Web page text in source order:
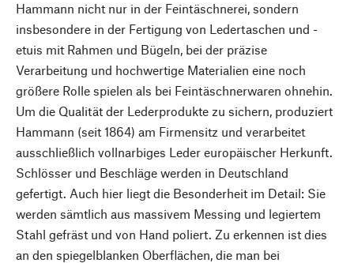
Hammann nicht nur in der Feintäschnerei, sondern
insbesondere in der Fertigung von Ledertaschen und -
etuis mit Rahmen und Bügeln, bei der präzise
Verarbeitung und hochwertige Materialien eine noch
größere Rolle spielen als bei Feintäschnerwaren ohnehin.
Um die Qualität der Lederprodukte zu sichern, produziert
Hammann (seit 1864) am Firmensitz und verarbeitet
ausschließlich vollnarbiges Leder europäischer Herkunft.
Schlösser und Beschläge werden in Deutschland
gefertigt. Auch hier liegt die Besonderheit im Detail: Sie
werden sämtlich aus massivem Messing und legiertem
Stahl gefräst und von Hand poliert. Zu erkennen ist dies
an den spiegelblanken Oberflächen, die man bei